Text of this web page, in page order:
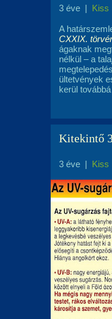
3 éve | Kiss
A
CXXIX.
ágaknak
nélkül – a
ültetvények
kerül
Kitekintő
3 éve | Kiss